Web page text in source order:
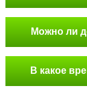
Можно ли
В какое